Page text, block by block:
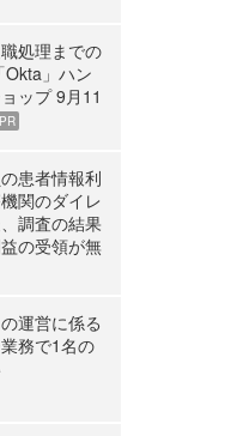
処理までの
」ハン
ップ 9月11
PR
患者情報利
関のダイレ
調査の結果
の受領が無
運営に係る
務で1名の